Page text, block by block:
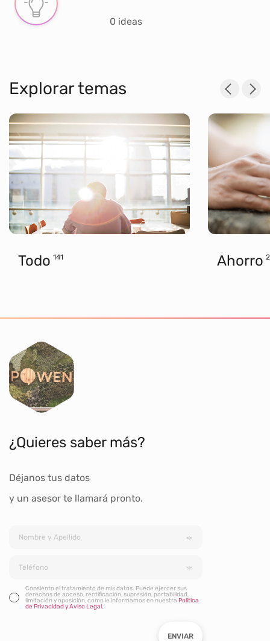
0 ideas
Explorar temas
Todo 141 Ahorro
¿Quieres saber más?
Déjanos tus datos
y un asesor te llamará pronto.
Consiento el tratamiento de mis datos. Puede ejercer sus
derechos de acceso, rectificación, supresión, portabilidad,
limitación y oposición, como le informamos en nuestra Política
de Privacidad y Aviso Legal.
ENVIAR